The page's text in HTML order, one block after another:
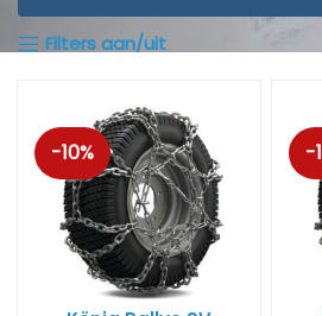
Filters aan/uit
-10% -